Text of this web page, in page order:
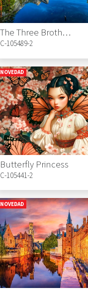
The Three Brothers, Yosemite National Park, USA
C-105489-2
NOVEDAD
Butterfly Princess
C-105441-2
NOVEDAD